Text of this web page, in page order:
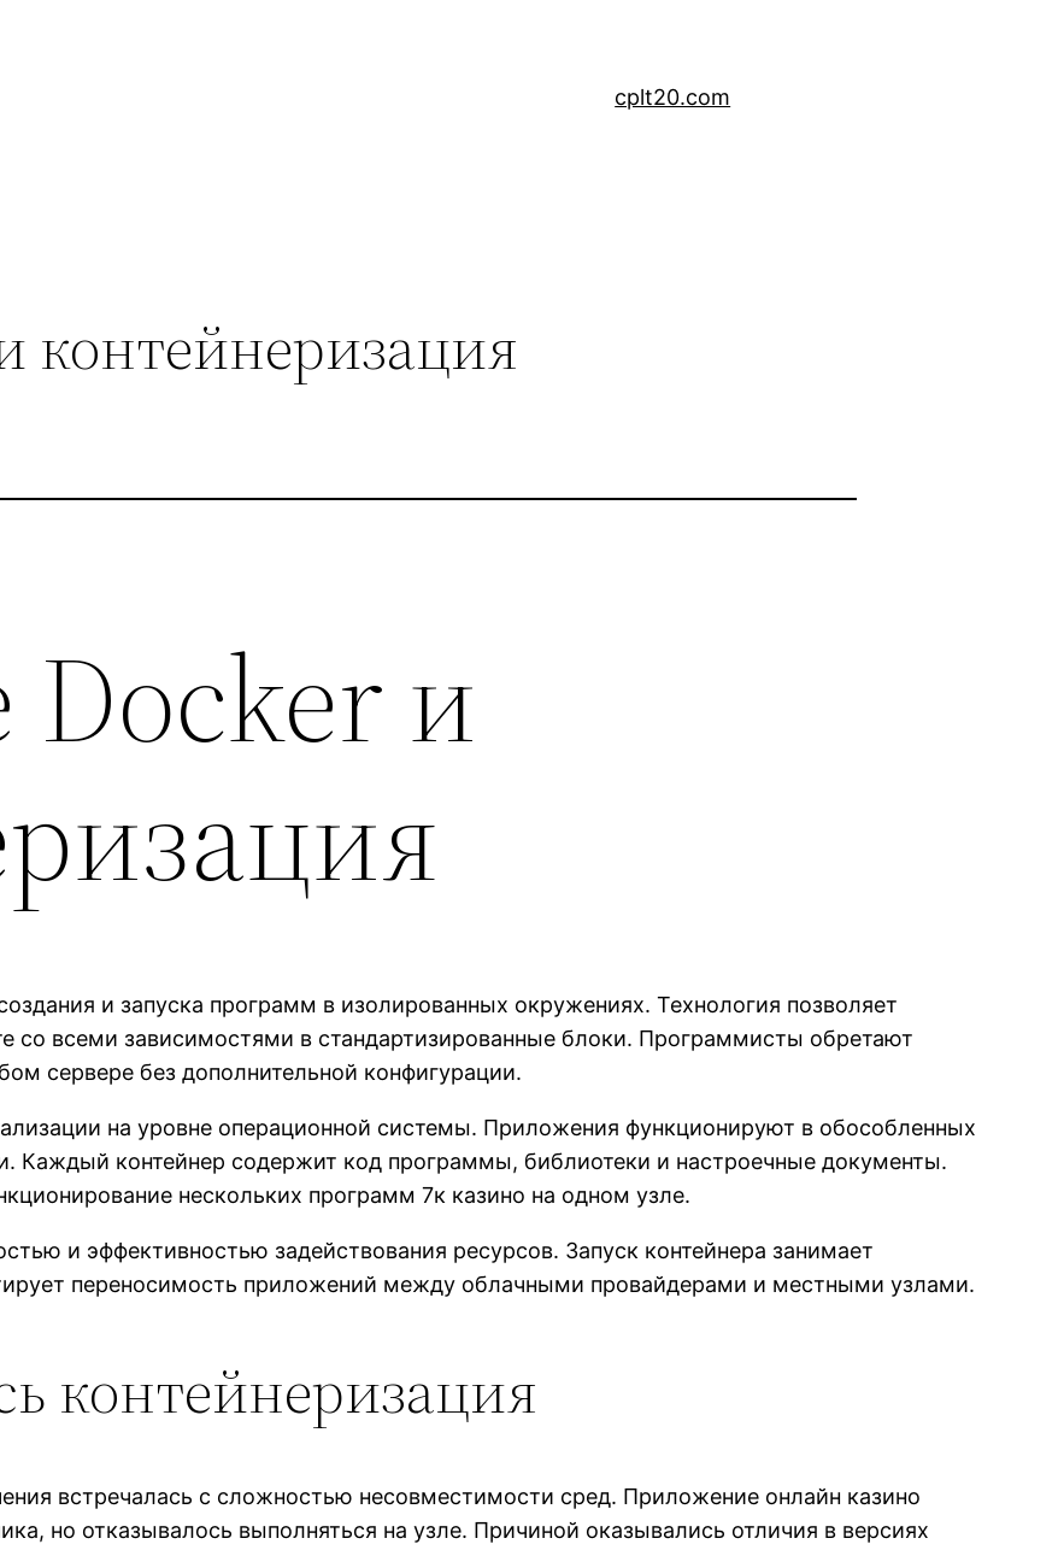
cplt20.com
контейнеризация
Docker и
и запуска программ в изолированных окружениях. Технология позволяет
со всеми зависимостями в стандартизированные блоки. Программисты обретают
сервере без дополнительной конфигурации.
на уровне операционной системы. Приложения функционируют в обособленных
Каждый контейнер содержит код программы, библиотеки и настроечные документы.
нескольких программ 7к казино на одном узле.
и эффективностью задействования ресурсов. Запуск контейнера занимает
переносимость приложений между облачными провайдерами и местными узлами.
контейнеризация
встречалась с сложностью несовместимости сред. Приложение онлайн казино
но отказывалось выполняться на узле. Причиной оказывались отличия в версиях